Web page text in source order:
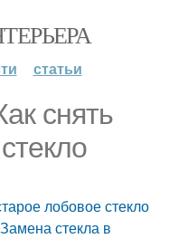
статьи
снять
лобовое стекло
стекла в